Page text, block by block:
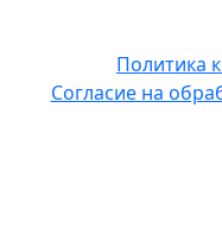
Политика
Согласие на